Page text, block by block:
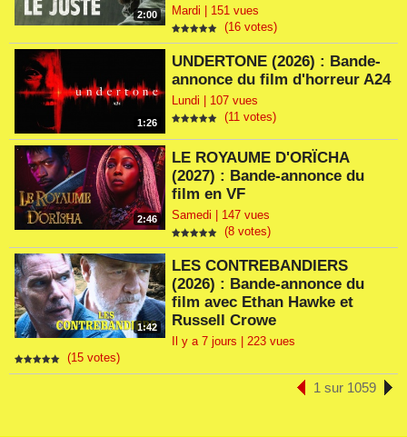
2:00
Mardi | 151 vues
(16 votes)
1:26
UNDERTONE (2026) : Bande-
annonce du film d'horreur A24
Lundi | 107 vues
(11 votes)
2:46
LE ROYAUME D'ORÏCHA
(2027) : Bande-annonce du
film en VF
Samedi | 147 vues
(8 votes)
1:42
LES CONTREBANDIERS
(2026) : Bande-annonce du
film avec Ethan Hawke et
Russell Crowe
Il y a 7 jours | 223 vues
(15 votes)
1 sur 1059